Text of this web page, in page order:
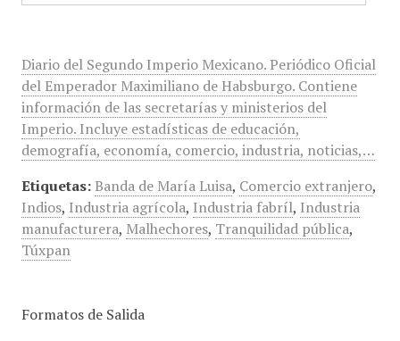
Diario del Segundo Imperio Mexicano. Periódico Oficial
del Emperador Maximiliano de Habsburgo. Contiene
información de las secretarías y ministerios del
Imperio. Incluye estadísticas de educación,
demografía, economía, comercio, industria, noticias,…
Etiquetas: Banda de María Luisa, Comercio extranjero,
Indios, Industria agrícola, Industria fabríl, Industria
manufacturera, Malhechores, Tranquilidad pública,
Túxpan
Formatos de Salida